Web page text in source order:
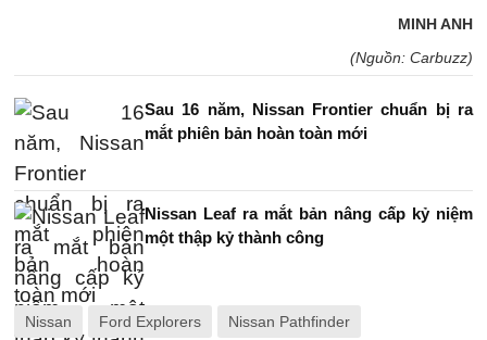
MINH ANH
(Nguồn: Carbuzz)
Sau 16 năm, Nissan Frontier chuẩn bị ra
mắt phiên bản hoàn toàn mới
Nissan Leaf ra mắt bản nâng cấp kỷ niệm
một thập kỷ thành công
Nissan Ford Explorers Nissan Pathfinder